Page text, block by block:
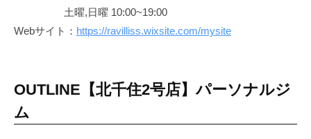
土曜,日曜 10:00~19:00
Webサイト： https://ravilliss.wixsite.com/mysite
OUTLINE【北千住2号店】パーソナルジ
ム